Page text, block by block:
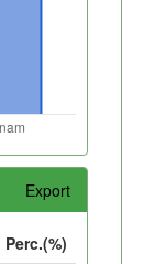
Export
Perc.(%)